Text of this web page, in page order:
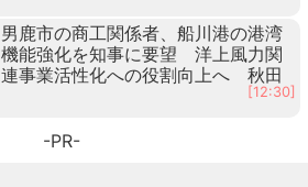
男鹿市の商工関係者、船川港の港湾
機能強化を知事に要望 洋上風力関
連事業活性化への役割向上へ 秋田
[12:30]
-PR-